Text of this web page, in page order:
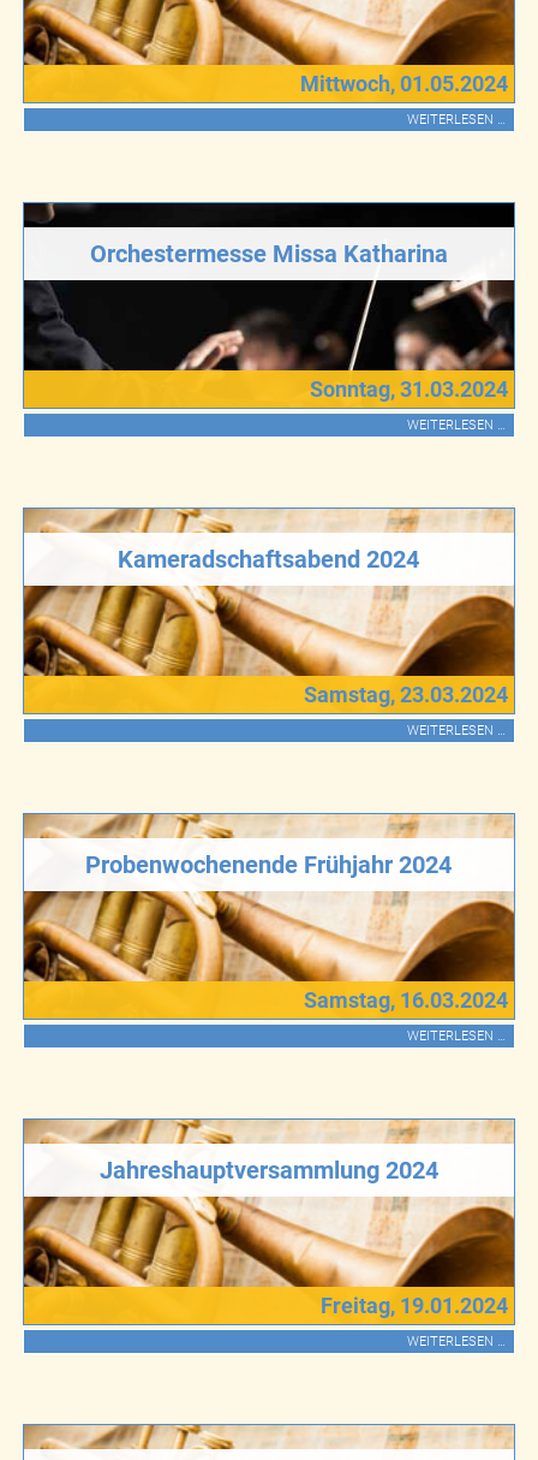
Mittwoch, 01.05.2024
WEITERLESEN …
Orchestermesse Missa Katharina
Sonntag, 31.03.2024
WEITERLESEN …
Kameradschaftsabend 2024
Samstag, 23.03.2024
WEITERLESEN …
Probenwochenende Frühjahr 2024
Samstag, 16.03.2024
WEITERLESEN …
Jahreshauptversammlung 2024
Freitag, 19.01.2024
WEITERLESEN …